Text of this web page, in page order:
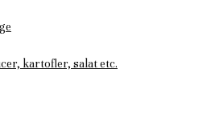
kartofler, salat etc.